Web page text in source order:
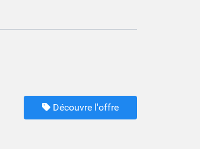
Découvre l'offre